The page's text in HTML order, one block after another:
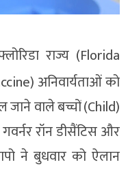
राज्य (Florida
अनिवार्यताओं को
वाले बच्चों (Child)
रॉन डीसैंटिस और
ने बुधवार को ऐलान